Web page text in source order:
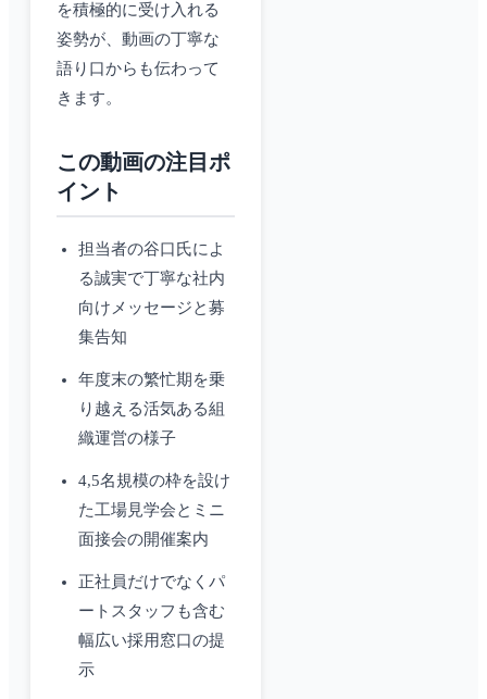
を積極的に受け入れる
姿勢が、動画の丁寧な
語り口からも伝わって
きます。
この動画の注目ポ
イント
担当者の谷口氏によ
る誠実で丁寧な社内
向けメッセージと募
集告知
年度末の繁忙期を乗
り越える活気ある組
織運営の様子
4,5名規模の枠を設け
た工場見学会とミニ
面接会の開催案内
正社員だけでなくパ
ートスタッフも含む
幅広い採用窓口の提
示